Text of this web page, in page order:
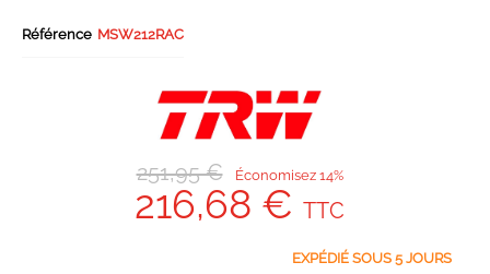
Référence MSW212RAC
251,95 € Économisez 14%
216,68 € TTC
EXPÉDIÉ SOUS 5 JOURS